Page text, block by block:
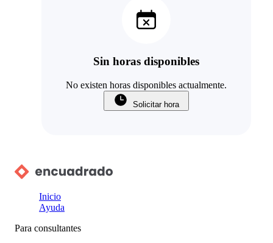
Sin horas disponibles
No existen horas disponibles actualmente.
Solicitar hora
Inicio
Ayuda
Para consultantes